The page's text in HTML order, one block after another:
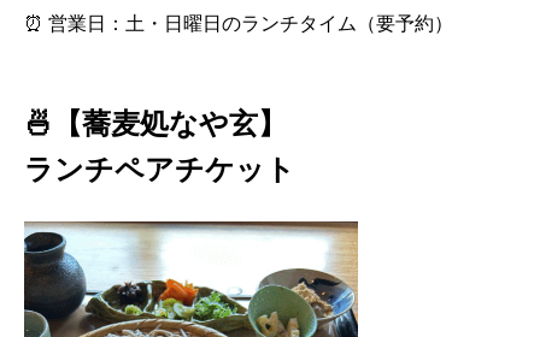
⏰ 営業日：土・日曜日のランチタイム（要予約）
🍜【蕎麦処なや玄】
ランチペアチケット